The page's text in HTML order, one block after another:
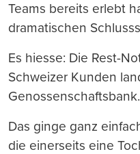
Teams bereits erlebt
dramatischen
Es hiesse: Die Rest-
Schweizer Kunden
Genossenschaftsbank.
Das ginge ganz
die einerseits eine